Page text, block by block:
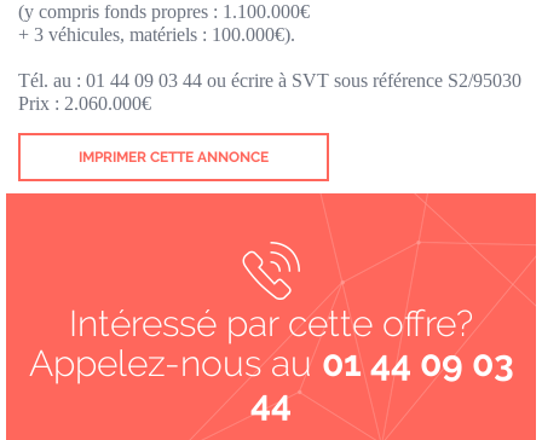
(y compris fonds propres : 1.100.000€
+ 3 véhicules, matériels : 100.000€).
Tél. au : 01 44 09 03 44 ou écrire à SVT sous référence S2/95030
Prix : 2.060.000€
IMPRIMER CETTE ANNONCE
Intéressé par cette offre?
Appelez-nous au01 44 09 03
44